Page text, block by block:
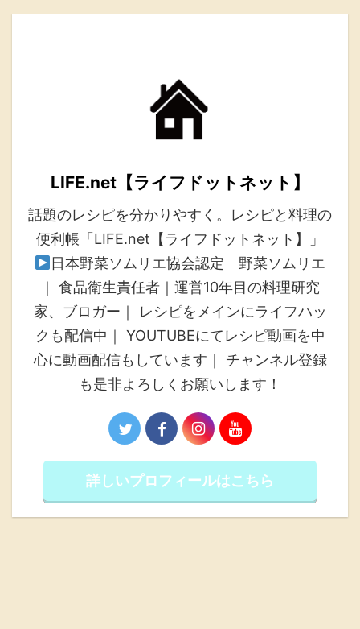
LIFE.net【ライフドットネット】
話題のレシピを分かりやすく。レシピと料理の
便利帳「LIFE.net【ライフドットネット】」
日本野菜ソムリエ協会認定 野菜ソムリエ
｜ 食品衛生責任者｜運営10年目の料理研究
家、ブロガー｜ レシピをメインにライフハッ
クも配信中｜ YOUTUBEにてレシピ動画を中
心に動画配信もしています｜ チャンネル登録
も是非よろしくお願いします！
詳しいプロフィールはこちら